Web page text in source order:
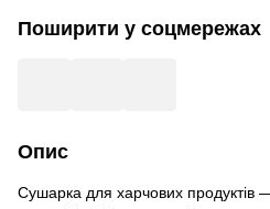
Поширити у соцмережах
Опис
Сушарка для харчових